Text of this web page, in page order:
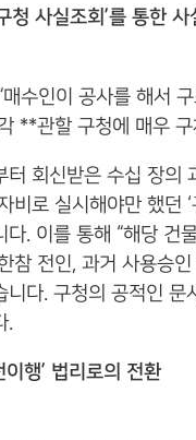
청 사실조회’를 통한 사
수인이 공사를 해서
**관할 구청에 매우 구
터 회신받은 수십 장의
비로 실시해야만 했던
다. 이를 통해 “해당 건
참 전인, 과거 사용승
니다. 구청의 공적인 문
.
이행’ 법리로의 전환